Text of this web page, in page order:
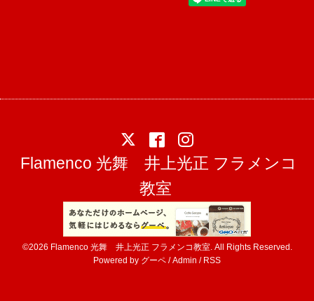
Flamenco 光舞 井上光正 フラメンコ
教室
©2026 Flamenco 光舞 井上光正 フラメンコ教室. All Rights Reserved.
Powered by グーペ /Admin / RSS